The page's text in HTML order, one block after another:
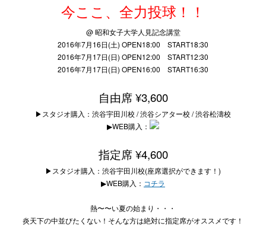
今ここ、全力投球！！
@ 昭和女子大学人見記念講堂
2016年7月16日(土) OPEN18:00 START18:30
2016年7月17日(日) OPEN12:00 START12:30
2016年7月17日(日) OPEN16:00 START16:30
自由席 ¥3,600
▶︎スタジオ購入：渋谷宇田川校 / 渋谷シアター校 / 渋谷松濤校
▶︎WEB購入：
指定席 ¥4,600
▶︎スタジオ購入：渋谷宇田川校(座席選択ができます！)
▶︎WEB購入： コチラ
熱〜〜い夏の始まり・・・
炎天下の中並びたくない！そんな方は絶対に指定席がオススメです！